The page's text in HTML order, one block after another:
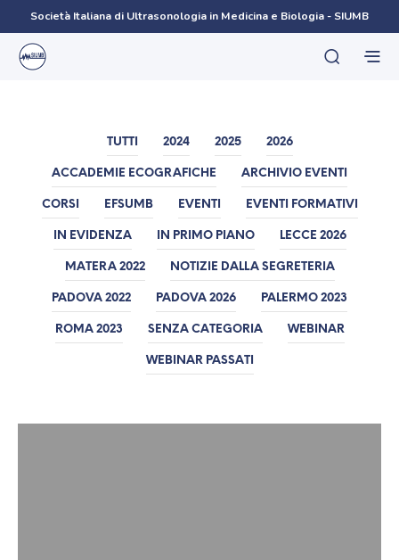
Società Italiana di Ultrasonologia in Medicina e Biologia - SIUMB
TUTTI 2024 2025 2026
ACCADEMIE ECOGRAFICHE ARCHIVIO EVENTI
CORSI EFSUMB EVENTI EVENTI FORMATIVI
IN EVIDENZA IN PRIMO PIANO LECCE 2026
MATERA 2022 NOTIZIE DALLA SEGRETERIA
PADOVA 2022 PADOVA 2026 PALERMO 2023
ROMA 2023 SENZA CATEGORIA WEBINAR
WEBINAR PASSATI